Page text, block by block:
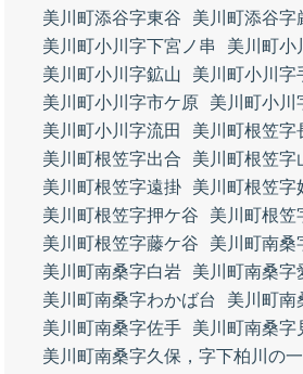
美川町添谷字東谷
美川町添谷字
美川町小川字下宮ノ串
美川町小
美川町小川字鉱山
美川町小川字
美川町小川字市ケ原
美川町小川
美川町小川字流田
美川町根笠字
美川町根笠字出合
美川町根笠字
美川町根笠字遠掛
美川町根笠字
美川町根笠字押ケ谷
美川町根笠
美川町根笠字藤ケ谷
美川町南桑
美川町南桑字白岩
美川町南桑字
美川町南桑字わかば台
美川町南
美川町南桑字佐手
美川町南桑字
美川町南桑字久保，字下柏川の